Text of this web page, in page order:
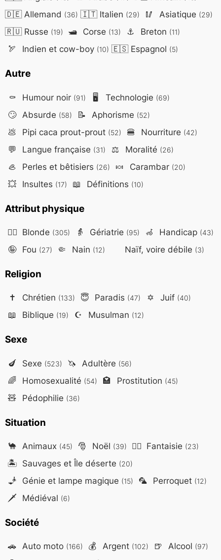
🇩🇪Allemand (36) 🇮🇹Italien (29) 🥢 Asiatique (29)
🇷🇺Russe (19) 🛥️ Corse (13) ⚓ Breton (11)
🏹 Indien et cow-boy (10) 🇪🇸Espagnol (5)
Autre
⚰️ Humour noir (91) 🖥️ Technologie (69)
🙄 Absurde (58) 📝 Aphorisme (52)
💩 Pipi caca prout-prout (52) 🍔 Nourriture (42)
💬 Langue française (31) ⚖️ Moralité (26)
🦪 Perles et bêtisiers (26) 🍬 Carambar (20)
💥 Insultes (17) 📖 Définitions (10)
Attribut physique
👱‍♀️ Blonde (305) 👵 Gériatrie (95) 🦽 Handicap (43)
🤪 Fou (27) 🤏 Nain (12) Naïf, voire débile (3)
Religion
✝️ Chrétien (133) 😇 Paradis (47) ✡️ Juif (40)
📖 Biblique (19) ☪️ Musulman (12)
Sexe
🍆 Sexe (523) 🦄 Adultère (56)
🌈 Homosexualité (54) 🏩 Prostitution (45)
🧸 Pédophilie (36)
Situation
🐪 Animaux (45) 🎅 Noël (39) 🧙‍♂️ Fantaisie (23)
🏝️ Sauvages et Île déserte (20)
🧞 Génie et lampe magique (15) 🦜 Perroquet (12)
🗡️ Médiéval (6)
Société
🚗 Auto moto (166) 💰 Argent (102) 🍺 Alcool (97)